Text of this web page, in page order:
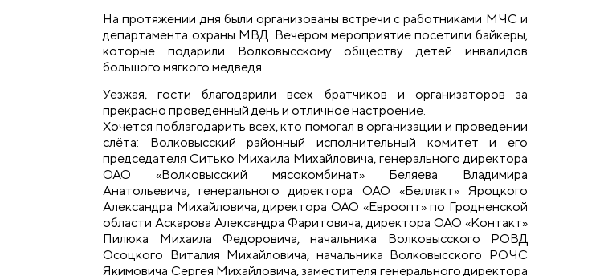
На протяжении дня были организованы встречи с работниками МЧС и
департамента охраны МВД. Вечером мероприятие посетили байкеры,
которые подарили Волковысскому обществу детей инвалидов
большого мягкого медведя.
Уезжая, гости благодарили всех братчиков и организаторов за
прекрасно проведенный день и отличное настроение.
Хочется поблагодарить всех, кто помогал в организации и проведении
слёта: Волковысский районный исполнительный комитет и его
председателя Ситько Михаила Михайловича, генерального директора
ОАО «Волковысский мясокомбинат» Беляева Владимира
Анатольевича, генерального директора ОАО «Беллакт» Яроцкого
Александра Михайловича, директора ОАО «Евроопт» по Гродненской
области Аскарова Александра Фаритовича, директора ОАО «Контакт»
Пилюка Михаила Федоровича, начальника Волковысского РОВД
Осоцкого Виталия Михайловича, начальника Волковысского РОЧС
Якимовича Сергея Михайловича, заместителя генерального директора